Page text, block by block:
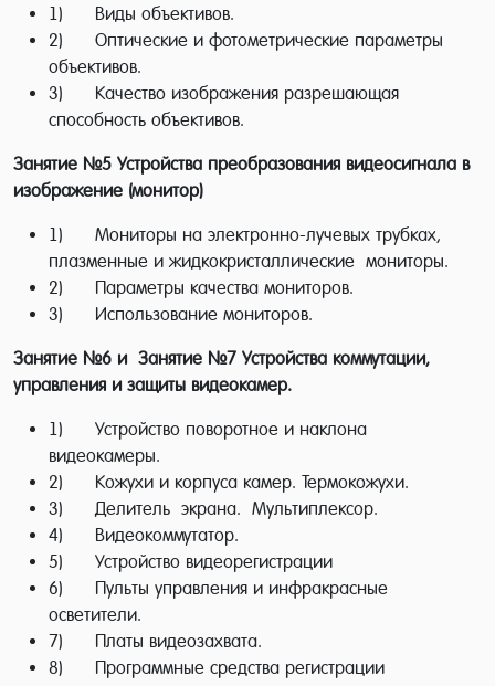
Специфика курса:
Обучение производится по методике разработанной
специалистами школы ремонта «101 Курс» и
так и практическую часть - 12 часов. На практических
занятиях слушатели будут отрабатывать полученные
настройки оборудования. Целью данной методики
является получение как теоретических знаний, так и
практических навыков по устройству систем
видеонаблюдения.
Данный курс предполагает наличие элементарных
знаний электротехники. Учебная программа
электротехнического персонала, подготовку
специалистов предприятий в сфере технических
средств охраны и сотрудников служб безопасности с
целью изучения возможностей и способов
обеспечения безопасности.
Профессия, обеспечивающая
безопасность
Сегодня редкое помещение, будь то офис
1) Виды объективов.
2) Оптические и фотометрические параметры
объективов.
3) Качество изображения разрешающая
способность объективов.
Занятие №5 Устройства преобразования видеосигнала в
изображение (монитор)
1) Мониторы на электронно-лучевых трубках,
плазменные и жидкокристаллические мониторы.
2) Параметры качества мониторов.
3) Использование мониторов.
Занятие №6 и Занятие №7 Устройства коммутации,
управления и защиты видеокамер.
1) Устройство поворотное и наклона
видеокамеры.
2) Кожухи и корпуса камер. Термокожухи.
3) Делитель экрана. Мультиплексор.
4) Видеокоммутатор.
5) Устройство видеорегистрации
6) Пульты управления и инфракрасные
осветители.
7) Платы видеозахвата.
8) Программные средства регистрации